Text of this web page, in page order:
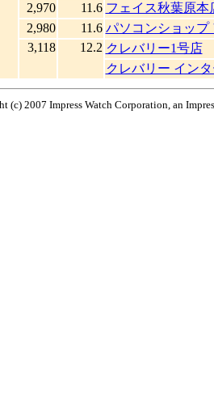
2,970
11.6 フェイス秋葉原本
2,980
11.6 パソコンショップ
3,118
12.2 クレバリー1号店
クレバリー イン
(c) 2007 Impress Watch Corporation, an